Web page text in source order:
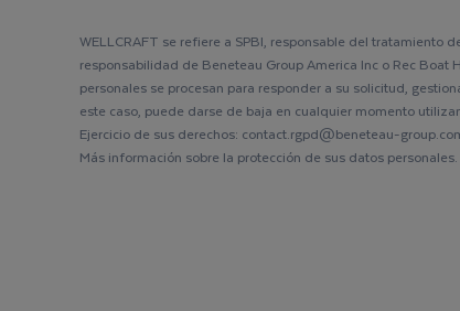
WELLCRAFT se refiere a SPBI, responsable del tratamiento
responsabilidad de Beneteau Group America Inc o Rec
personales se procesan para responder a su solicitud,
este caso, puede darse de baja en cualquier momento
Ejercicio de sus derechos: contact.rgpd@beneteau-
Más información sobre la protección de sus datos personales.